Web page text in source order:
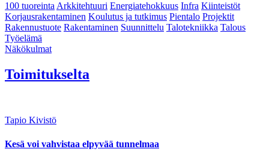
100 tuoreintaArkkitehtuuri Energiatehokkuus Infra Kiinteistöt
Korjausrakentaminen Koulutus ja tutkimus Pientalo Projektit
Rakennustuote Rakentaminen Suunnittelu Talotekniikka Talous
Työelämä
Näkökulmat
Toimitukselta
Tapio Kivistö
Kesä voi vahvistaa elpyvää tunnelmaa